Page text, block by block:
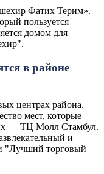
Фатих Терим».
пользуется
домом для
в районе
центрах района.
мест, которые
— ТЦ Молл Стамбул.
и
"Лучший торговый